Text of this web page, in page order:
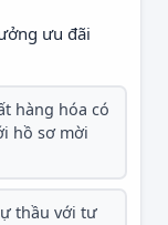
ưu đãi
hàng hóa có
hồ sơ mời
thầu với tư